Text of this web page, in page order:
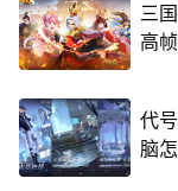
三
高
代
脑